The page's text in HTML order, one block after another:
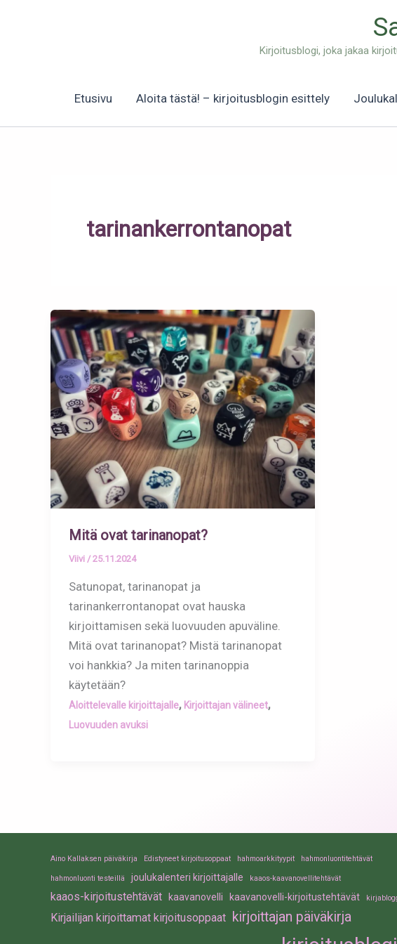
Kirjoitusblogi, joka jakaa
Etusivu Aloita tästä! – kirjoitusblogin esittely
tarinankerrontanopat
Mitä ovat tarinanopat?
Viivi /25.11.2024
Satunopat, tarinanopat ja
tarinankerrontanopat ovat hauska
kirjoittamisen sekä luovuuden apuväline.
Mitä ovat tarinanopat? Mistä tarinanopat
voi hankkia? Ja miten tarinanoppia
käytetään?
Aloittelevalle kirjoittajalle, Kirjoittajan välineet,
Luovuuden avuksi
Aino Kallaksen päiväkirja Edistyneet kirjoitusoppaat hahmoarkkityypit hahmonluontitehtävät
hahmonluonti testeillä joulukalenteri kirjoittajalle kaaos-kaavanovellitehtävät
kaaos-kirjoitustehtävät kaavanovelli kaavanovelli-kirjoitustehtävät
Kirjailijan kirjoittamat kirjoitusoppaat kirjoittajan päiväkirja